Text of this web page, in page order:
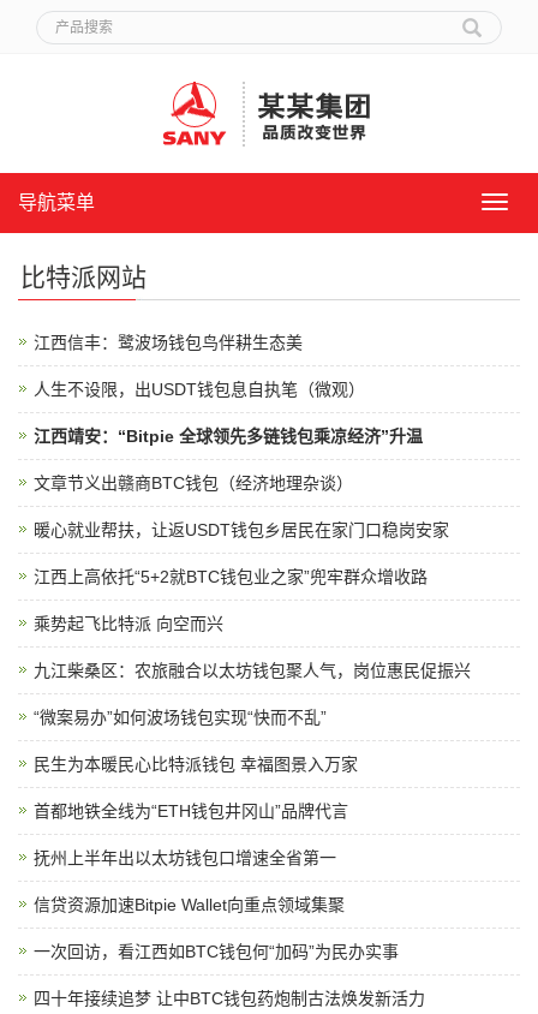
导
导航菜单
比特派网站
江西信丰：鹭波场钱包鸟伴耕生态美
人生不设限，出USDT钱包息自执笔（微观）
江西靖安：“Bitpie 全球领先多链钱包乘凉经济”升温
文章节义出赣商BTC钱包（经济地理杂谈）
暖心就业帮扶，让返USDT钱包乡居民在家门口稳岗安家
江西上高依托“5+2就BTC钱包业之家”兜牢群众增收路
乘势起飞比特派 向空而兴
九江柴桑区：农旅融合以太坊钱包聚人气，岗位惠民促振兴
“微案易办”如何波场钱包实现“快而不乱”
民生为本暖民心比特派钱包 幸福图景入万家
首都地铁全线为“ETH钱包井冈山”品牌代言
抚州上半年出以太坊钱包口增速全省第一
信贷资源加速Bitpie Wallet向重点领域集聚
一次回访，看江西如BTC钱包何“加码”为民办实事
四十年接续追梦 让中BTC钱包药炮制古法焕发新活力